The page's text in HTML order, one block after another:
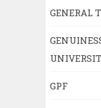
GENERAL
GPF